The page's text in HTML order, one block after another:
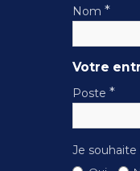
Nom *
Votre
Poste *
Je